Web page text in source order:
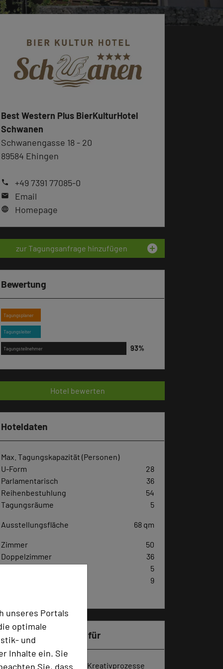
unseres Portals
optimale
und
Inhalte ein. Sie
Sie, dass
Best Western Plus BierKulturHotel
Schwanen
Schwanengasse 18 - 20
89584 Ehingen
phone +49 7391 77085-0
mail Email
language Homepage
zur Tagungsanfrage hinzufügen add_circle
Bewertung
Tagungsplaner
Tagungsleiter
Tagungsteilnehmer
Hotel bewerten
Hoteldaten
Max. Tagungskapazität (Personen)
U-Form
28
Parlamentarisch
36
Reihenbestuhlung
54
Tagungsräume
5
Ausstellungsfläche 68 qm
Zimmer
50
Doppelzimmer
36
5
9
Besonders geeignet für
Seminar, Klausur, Event, Kreativprozesse